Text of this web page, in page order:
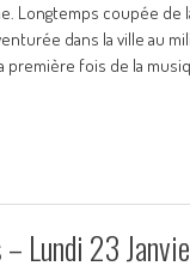
Longtemps coupée de
dans la ville au
première fois de la
– Lundi 23